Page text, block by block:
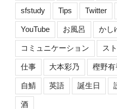
sfstudy Tips Twitter
YouTube お風呂 かし
コミュニケーション ス
仕事 大本彩乃 樫野有
自鯖 英語 誕生日
酒